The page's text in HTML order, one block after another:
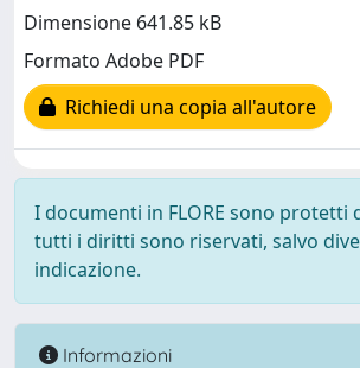
Dimensione 641.85 kB
Formato Adobe PDF
Richiedi una copia all'autore
I documenti in FLORE sono protetti
tutti i diritti sono riservati, salvo
indicazione.
Informazioni